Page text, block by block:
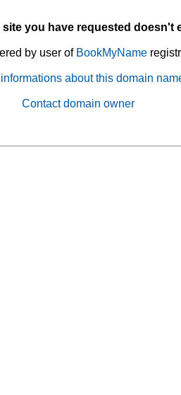
site you have requested doesn't
by user of BookMyName
about this domain
Contact domain owner